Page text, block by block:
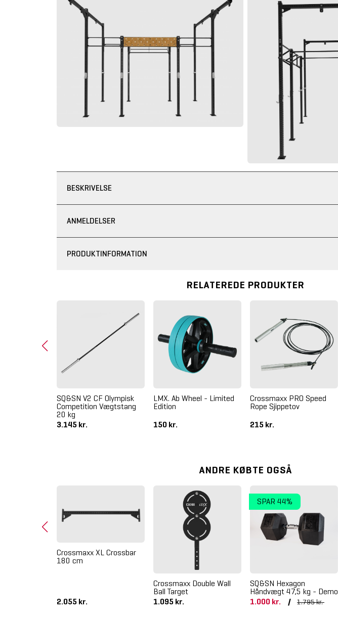
BESKRIVELSE
ANMELDELSER
PRODUKTINFORMATION
RELATEREDE PRODUKTER
SQ&SN V2 CF Olympisk
Competition Vægtstang
20 kg
3.145 kr.
LMX. Ab Wheel - Limited
Edition
150 kr.
Crossmaxx PRO Speed
Rope Sjippetov
215 kr.
ANDRE KØBTE OGSÅ
Crossmaxx XL Crossbar
180 cm
2.055 kr.
Crossmaxx Double Wall
Ball Target
1.095 kr.
SPAR 44%
SQ&SN Hexagon
Håndvægt 47,5 kg - Demo
1.000 kr.
/ 1.795 kr.